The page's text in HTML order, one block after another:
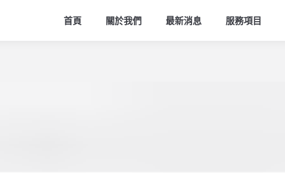
首頁 關於我們 最新消息 服務項目